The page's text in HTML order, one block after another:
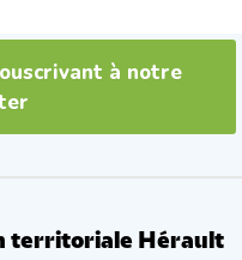
à notre
territoriale Hérault